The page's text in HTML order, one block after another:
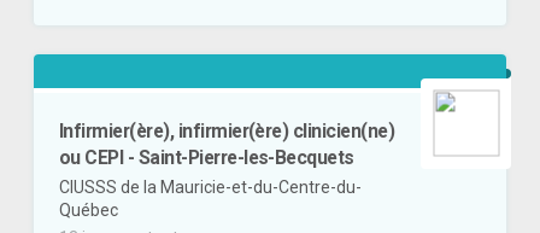
Infirmier(ère), infirmier(ère) clinicien(ne)
ou CEPI - Saint-Pierre-les-Becquets
CIUSSS de la Mauricie-et-du-Centre-du-
Québec